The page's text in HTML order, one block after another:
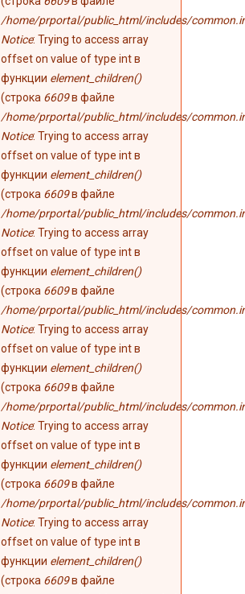
/home/prportal/public_html/includes/
Notice: Trying to access array
offset on value of type int в
функции element_children()
(строка 6609в файле
/home/prportal/public_html/includes/
Notice: Trying to access array
offset on value of type int в
функции element_children()
(строка 6609в файле
/home/prportal/public_html/includes/
Notice: Trying to access array
offset on value of type int в
функции element_children()
(строка 6609в файле
/home/prportal/public_html/includes/
Notice: Trying to access array
offset on value of type int в
функции element_children()
(строка 6609в файле
/home/prportal/public_html/includes/
Notice: Trying to access array
offset on value of type int в
функции element_children()
(строка 6609в файле
/home/prportal/public_html/includes/
Notice: Trying to access array
offset on value of type int в
функции element_children()
(строка 6609в файле